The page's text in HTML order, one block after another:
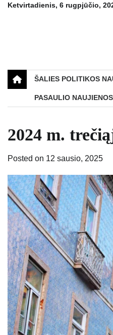
SkipKetvirtadienis, 6 rugpjūčio,
ŠALIES POLITIKOS
PASAULIO NAUJIENOS
2024 m.
Posted on 12 sausio, 2025